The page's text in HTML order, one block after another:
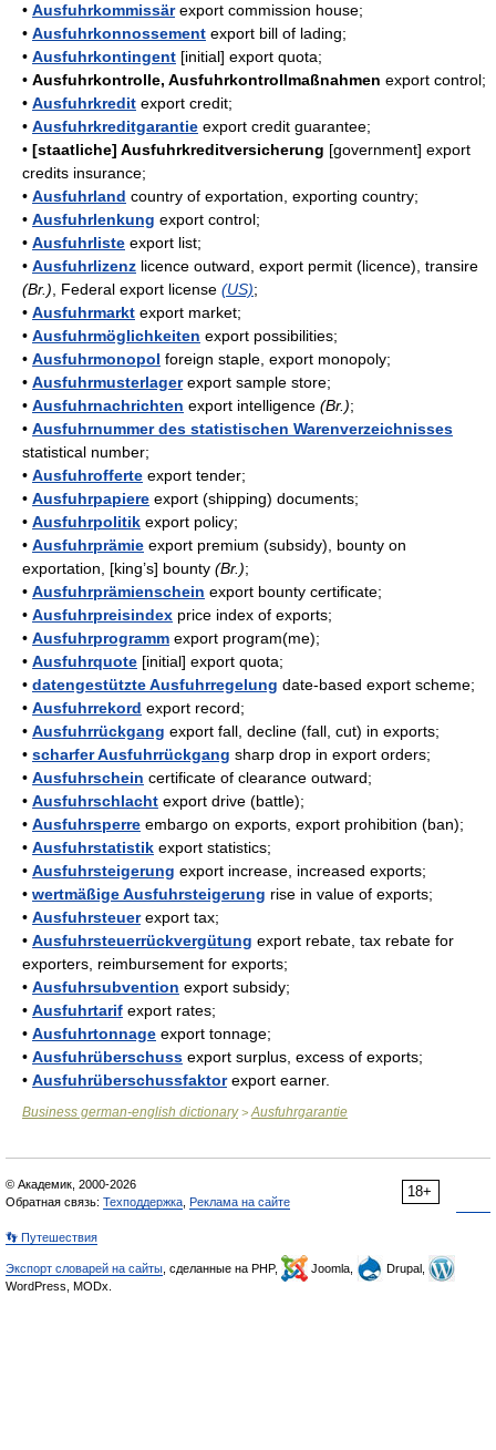
• Ausfuhrkommissärexport commission house;
• Ausfuhrkonnossement export bill of lading;
• Ausfuhrkontingent [initial] export quota;
• Ausfuhrkontrolle, Ausfuhrkontrollmaßnahmen export control;
• Ausfuhrkredit export credit;
• Ausfuhrkreditgarantie export credit guarantee;
• [staatliche] Ausfuhrkreditversicherung [government] export
credits insurance;
• Ausfuhrland country of exportation, exporting country;
• Ausfuhrlenkung export control;
• Ausfuhrliste export list;
• Ausfuhrlizenz licence outward, export permit (licence), transire
(Br.) , Federal export license (US);
• Ausfuhrmarkt export market;
• Ausfuhrmöglichkeiten export possibilities;
• Ausfuhrmonopol foreign staple, export monopoly;
• Ausfuhrmusterlagerexport sample store;
• Ausfuhrnachrichten export intelligence (Br.);
• Ausfuhrnummer des statistischen Warenverzeichnisses
statistical number;
• Ausfuhrofferte export tender;
• Ausfuhrpapiere export (shipping) documents;
• Ausfuhrpolitik export policy;
• Ausfuhrprämie export premium (subsidy), bounty on
exportation, [king’s] bounty (Br.);
• Ausfuhrprämienschein export bounty certificate;
• Ausfuhrpreisindex price index of exports;
• Ausfuhrprogramm export program(me);
• Ausfuhrquote [initial] export quota;
• datengestützte Ausfuhrregelung date-based export scheme;
• Ausfuhrrekord export record;
• Ausfuhrrückgang export fall, decline (fall, cut) in exports;
• scharfer Ausfuhrrückgang sharp drop in export orders;
• Ausfuhrschein certificate of clearance outward;
• Ausfuhrschlacht export drive (battle);
• Ausfuhrsperre embargo on exports, export prohibition (ban);
• Ausfuhrstatistik export statistics;
• Ausfuhrsteigerung export increase, increased exports;
• wertmäßige Ausfuhrsteigerung rise in value of exports;
• Ausfuhrsteuerexport tax;
• Ausfuhrsteuerrückvergütung export rebate, tax rebate for
exporters, reimbursement for exports;
• Ausfuhrsubvention export subsidy;
• Ausfuhrtarif export rates;
• Ausfuhrtonnage export tonnage;
• Ausfuhrüberschuss export surplus, excess of exports;
• Ausfuhrüberschussfaktorexport earner.
Business german-english dictionary> Ausfuhrgarantie
18+
© Академик, 2000-2026
Обратная связь: Техподдержка Реклама на сайте
👣 Путешествия
Экспорт словарей на сайты , сделанные на PHP, Joomla,
Drupal,
WordPress, MODx.